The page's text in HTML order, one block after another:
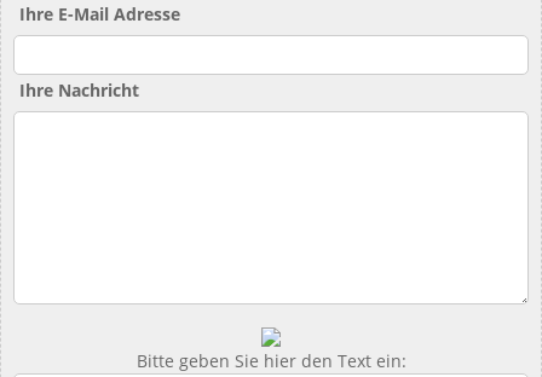
Ihre E-Mail Adresse
Ihre Nachricht
Bitte geben Sie hier den Text ein: